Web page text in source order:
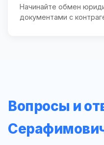
Начинайте обмен
документами с
Вопросы и